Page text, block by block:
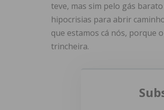
teve, mas sim pelo gás
hipocrisias para abrir
que estamos cá nós, porque
trincheira.